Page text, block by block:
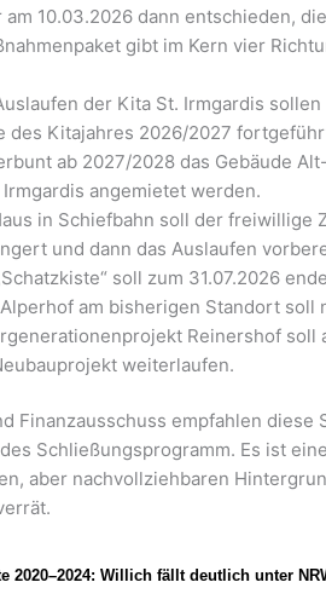
10.03.2026 dann entschieden,
gibt im Kern vier
der Kita St. Irmgardis
des Kitajahres 2026/2027
ab 2027/2028 das Gebäude
angemietet werden.
in Schiefbahn soll der freiwillige
und dann das Auslaufen
soll zum 31.07.2026
am bisherigen Standort
Reinershof soll
weiterlaufen.
Finanzausschuss empfahlen diese
Schließungsprogramm. Es ist
aber nachvollziehbaren
2020–2024: Willich fällt deutlich unter